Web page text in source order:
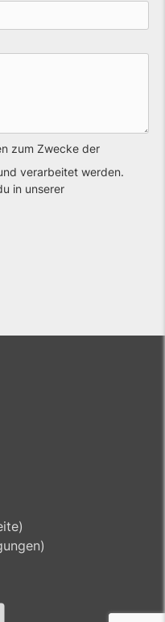
zum Zwecke der
verarbeitet werden.
in unserer